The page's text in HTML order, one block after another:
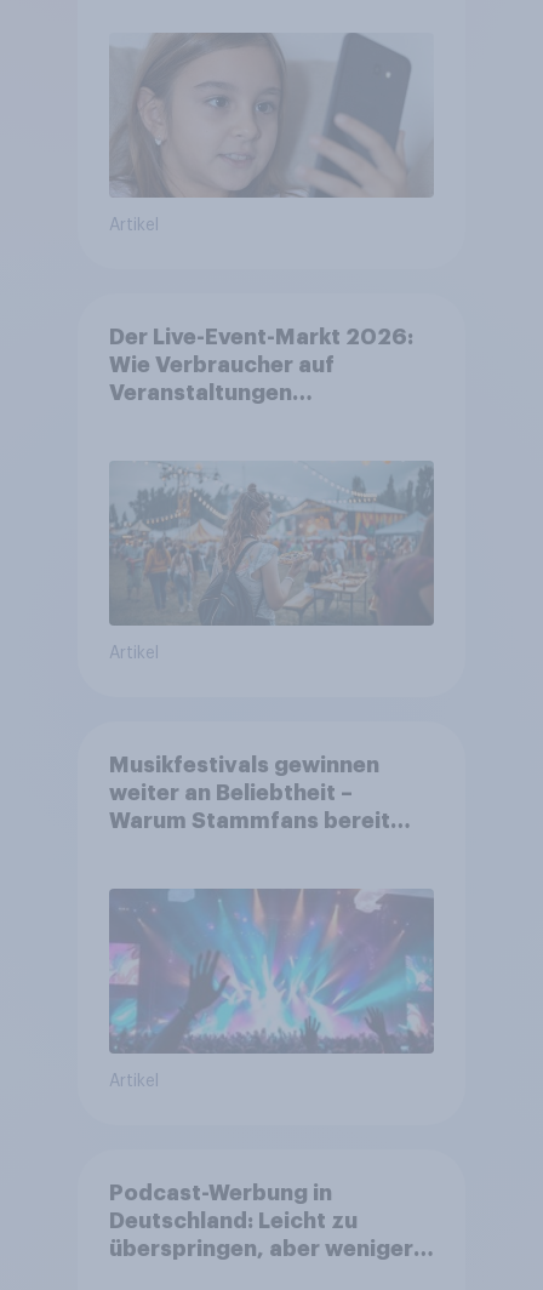
Artikel
Der Live-Event-Markt 2026:
Wie Verbraucher auf
Veranstaltungen
Artikel
Musikfestivals gewinnen
weiter an Beliebtheit –
Warum Stammfans bereit
Artikel
Podcast-Werbung in
Deutschland: Leicht zu
überspringen, aber weniger